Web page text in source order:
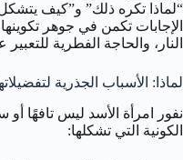
“لماذا تكره ذلك” و”كيف يتشكل
الإجابات تكمن في جوهر
النار، والحاجة الفطرية
لماذا: الأسباب الجذرية
نفور امرأة الأسد ليس تافهًا
الكونية التي تشكلها: